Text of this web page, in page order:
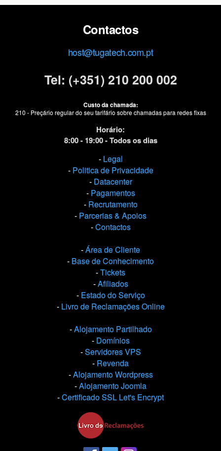
Contactos
host@tugatech.com.pt
Tel: (+351) 210 200 002
Custo da chamada:
210 - Preçário regular do seu tarifário sobre chamadas para redes fixas
Horário:
8:00 - 19:00 - Todos os dias
- Legal
- Politica de Privacidade
- Datacenter
- Pagamentos
- Recrutamento
- Parcerias & Apoios
-Contactos
-Área de Cliente
- Base de Conhecimento
-Tickets
-Afiliados
- Estado do Serviço
- Livro de Reclamações Online
-Alojamento Partilhado
- Domínios
-Servidores VPS
- Revenda
-Alojamento Wordpress
-Alojamento Joomla
-Certificado SSL Let's Encrypt